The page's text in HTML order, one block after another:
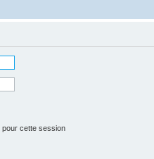
pour cette session